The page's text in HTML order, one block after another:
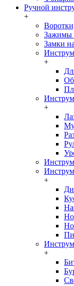
Ручной
+
Зажимы
Замки
+
+
+
+